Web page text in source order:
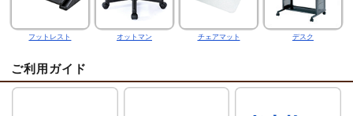
フットレスト オットマン チェアマット デスク
ご利用ガイド